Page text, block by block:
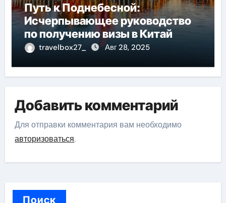
Путь к Поднебесной:
Исчерпывающее руководство
по получению визы в Китай
travelbox27_ Авг 28, 2025
Добавить комментарий
Для отправки комментария вам необходимо
авторизоваться.
Поиск